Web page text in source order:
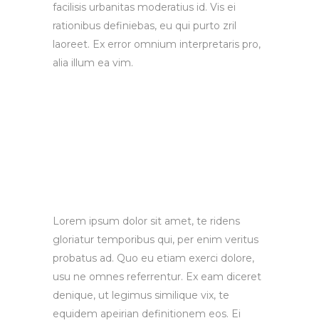
facilisis urbanitas moderatius id. Vis ei
rationibus definiebas, eu qui purto zril
laoreet. Ex error omnium interpretaris pro,
alia illum ea vim.
Lorem ipsum dolor sit amet, te ridens
gloriatur temporibus qui, per enim veritus
probatus ad. Quo eu etiam exerci dolore,
usu ne omnes referrentur. Ex eam diceret
denique, ut legimus similique vix, te
equidem apeirian definitionem eos. Ei